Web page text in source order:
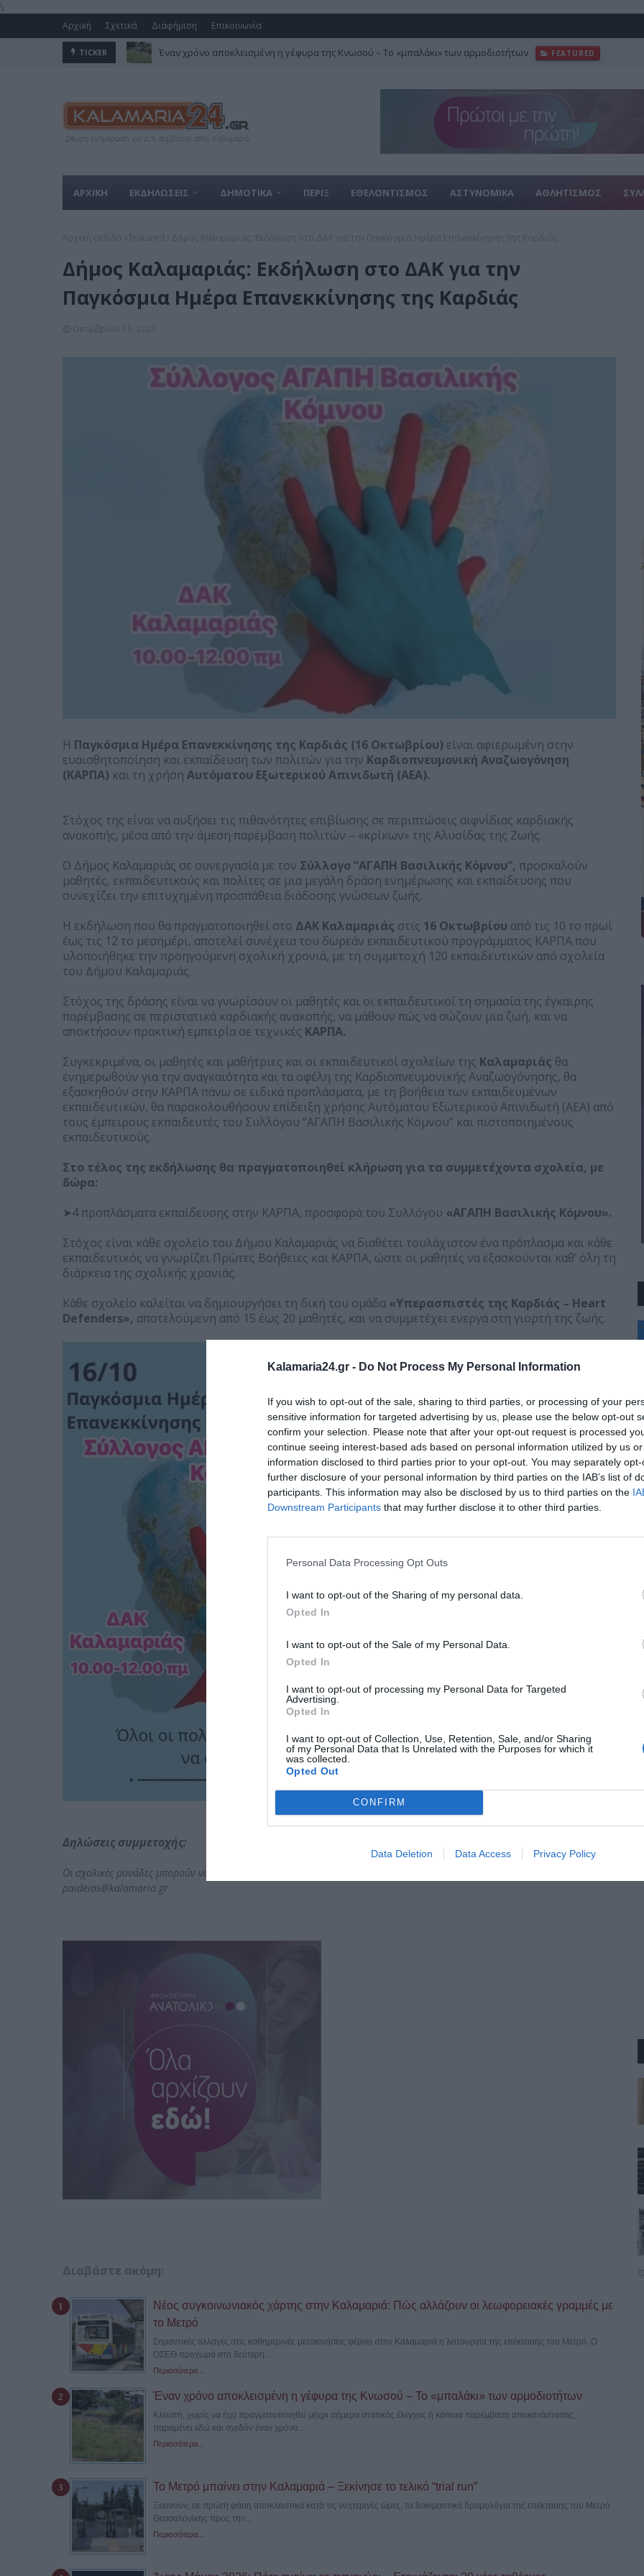
Kalamaria24.gr - Do Not Process My Personal Information
If you wish to opt-out of the sale, sharing to third parties, or processing of your
sensitive information for targeted advertising by us, please use the below opt-out
confirm your selection. Please note that after your opt-out request is processed
continue seeing interest-based ads based on personal information utilized by us
information disclosed to third parties prior to your opt-out. You may separately
further disclosure of your personal information by third parties on the IAB’s list of
participants. This information may also be disclosed by us to third parties on the
Downstream Participants that may further disclose it to other third parties.
Personal Data Processing Opt Outs
I want to opt-out of the Sharing of my personal data.
Opted In
I want to opt-out of the Sale of my Personal Data.
Opted In
I want to opt-out of processing my Personal Data for Targeted
Advertising.
Opted In
I want to opt-out of Collection, Use, Retention, Sale, and/or Sharing
of my Personal Data that Is Unrelated with the Purposes for which it
was collected.
Opted Out
CONFIRM
Data Deletion Data Access Privacy Policy
\
Αρχική Σχετικά Διαφήμιση Επικοινωνία
TICKER Έναν χρόνο αποκλεισμένη η γέφυρα της Κνωσού – Το «μπαλάκι» των αρμοδιοτήτων FEATURED
ΑΡΧΙΚΗ ΕΚΔΗΛΩΣΕΙΣ ΔΗΜΟΤΙΚΑ ΠΕΡΙΞ ΕΘΕΛΟΝΤΙΣΜΟΣ ΑΣΤΥΝΟΜΙΚΑ ΑΘΛΗΤΙΣΜΟΣ
Δήμος Καλαμαριάς: Εκδήλωση στο ΔΑΚ για την
Παγκόσμια Ημέρα Επανεκκίνησης της Καρδιάς
Η Παγκόσμια Ημέρα Επανεκκίνησης της Καρδιάς (16 Οκτωβρίου) είναι αφιερωμένη στην
ευαισθητοποίηση και εκπαίδευση των πολιτών για την Καρδιοπνευμονική Αναζωογόνηση
(ΚΑΡΠΑ) και τη χρήση Αυτόματου Εξωτερικού Απινιδωτή (ΑΕΑ).
Στόχος της είναι να αυξήσει τις πιθανότητες επιβίωσης σε περιπτώσεις αιφνίδιας καρδιακής
ανακοπής, μέσα από την άμεση παρέμβαση πολιτών – «κρίκων» της Αλυσίδας της Ζωής.
Ο Δήμος Καλαμαριάς σε συνεργασία με τον Σύλλογο “ΑΓΑΠΗ Βασιλικής Κόμνου”, προσκαλούν
μαθητές, εκπαιδευτικούς και πολίτες σε μια μεγάλη δράση ενημέρωσης και εκπαίδευσης που
συνεχίζει την επιτυχημένη προσπάθεια διάδοσης γνώσεων ζωής.
Η εκδήλωση που θα πραγματοποιηθεί στο ΔΑΚ Καλαμαριάς στις 16 Οκτωβρίου από τις 10 το πρωί
έως τις 12 το μεσημέρι, αποτελεί συνέχεια του δωρεάν εκπαιδευτικού προγράμματος ΚΑΡΠΑ που
υλοποιήθηκε την προηγούμενη σχολική χρονιά, με τη συμμετοχή 120 εκπαιδευτικών από σχολεία
του Δήμου Καλαμαριάς.
Στόχος της δράσης είναι να γνωρίσουν οι μαθητές και οι εκπαιδευτικοί τη σημασία της έγκαιρης
παρέμβασης σε περιστατικά καρδιακής ανακοπής, να μάθουν πώς να σώζουν μια ζωή, και να
αποκτήσουν πρακτική εμπειρία σε τεχνικές ΚΑΡΠΑ.
Συγκεκριμένα, οι μαθητές και μαθήτριες και οι εκπαιδευτικοί σχολείων της Καλαμαριάς θα
ενημερωθούν για την αναγκαιότητα και τα οφέλη της Καρδιοπνευμονικής Αναζωογόνησης, θα
εξασκηθούν στην ΚΑΡΠΑ πάνω σε ειδικά προπλάσματα, με τη βοήθεια των εκπαιδευμένων
εκπαιδευτικών, θα παρακολουθήσουν επίδειξη χρήσης Αυτόματου Εξωτερικού Απινιδωτή (ΑΕΑ) από
τους έμπειρους εκπαιδευτές του Συλλόγου “ΑΓΑΠΗ Βασιλικής Κόμνου” και πιστοποιημένους
εκπαιδευτικούς.
Στο τέλος της εκδήλωσης θα πραγματοποιηθεί κλήρωση για τα συμμετέχοντα σχολεία, με
δώρα:
➤4 προπλάσματα εκπαίδευσης στην ΚΑΡΠΑ, προσφορά του Συλλόγου «ΑΓΑΠΗ Βασιλικής Κόμνου».
Στόχος είναι κάθε σχολείο του Δήμου Καλαμαριάς να διαθέτει τουλάχιστον ένα πρόπλασμα και κάθε
εκπαιδευτικός να γνωρίζει Πρώτες Βοήθειες και ΚΑΡΠΑ, ώστε οι μαθητές να εξασκούνται καθ’ όλη τη
διάρκεια της σχολικής χρονιάς.
Κάθε σχολείο καλείται να δημιουργήσει τη δική του ομάδα «Υπερασπιστές της Καρδιάς – Heart
Defenders», αποτελούμενη από 15 έως 20 μαθητές, και να συμμετέχει ενεργά στη γιορτή της ζωής.
Δηλώσεις συμμετοχής:
Οι σχολικές μονάδες μπορούν να δηλώσουν συμμετοχή αποστέλλοντας τη δήλωση συμμετοχής στο email:
paideias@kalamaria.gr
Διαβάστε ακόμη:
Νέος συγκοινωνιακός χάρτης στην Καλαμαριά: Πώς αλλάζουν οι λεωφορειακές γραμμές με
το Μετρό
Σημαντικές αλλαγές στις καθημερινές μετακινήσεις φέρνει στην Καλαμαριά η λειτουργία της επέκτασης του Μετρό. Ο
ΟΣΕΘ προχωρά στη δεύτερη...
Περισσότερα...
Έναν χρόνο αποκλεισμένη η γέφυρα της Κνωσού – Το «μπαλάκι» των αρμοδιοτήτων
Κλειστή, χωρίς να έχει πραγματοποιηθεί μέχρι σήμερα στατικός έλεγχος ή κάποια παρέμβαση αποκατάστασης,
παραμένει εδώ και σχεδόν έναν χρόνο...
Περισσότερα...
Το Μετρό μπαίνει στην Καλαμαριά – Ξεκίνησε το τελικό “trial run”
Ξεκινούν, σε πρώτη φάση αποκλειστικά κατά τις νυχτερινές ώρες, τα δοκιμαστικά δρομολόγια της επέκτασης του Μετρό
Θεσσαλονίκης προς την...
Περισσότερα...
+
°